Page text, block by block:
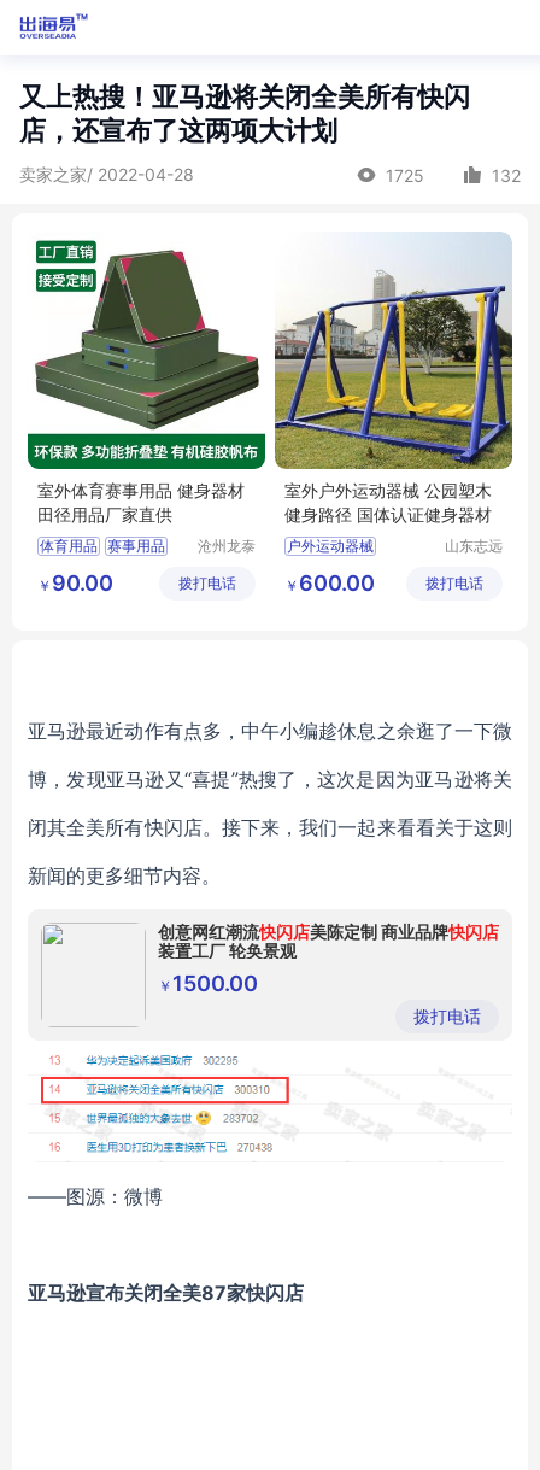
又上热搜！亚马逊将关闭全美所有快闪
店，还宣布了这两项大计划
卖家之家/ 2022-04-28 1725 132
室外体育赛事用品 健身器材
田径用品厂家直供
体育用品 赛事用品
垫子作用
沧州龙泰
有限公司
￥ 90.00 拨打电话
室外户外运动器械 公园塑木
健身路径 国体认证健身器材
户外运动器械
山东志远
有限公司
￥ 600.00 拨打电话
亚马逊最近动作有点多，中午小编趁休息之余逛了一下微
博，发现亚马逊又“喜提”热搜了，这次是因为亚马逊将关
闭其全美所有快闪店。接下来，我们一起来看看关于这则
新闻的更多细节内容。
创意网红潮流快闪店美陈定制 商业品牌快闪店
装置工厂 轮奂景观
￥ 1500.00
拨打电话
——图源：微博
亚马逊宣布关闭全美87家快闪店